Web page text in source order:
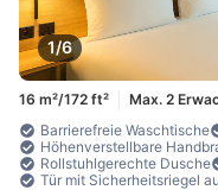
1/6
16 m²/172 ft² Max. 2
Barrierefreie Waschtische
Höhenverstellbare
Rollstuhlgerechte Dusche
Tür mit Sicherheitsriegel